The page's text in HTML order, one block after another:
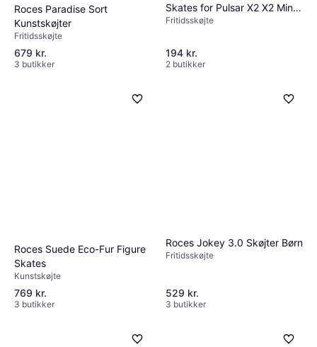
Roces Paradise Sort
Kunstskøjter
Fritidsskøjte
679 kr.
3 butikker
Skates for Pulsar X2 X2 Mini
X2V2 X2H
Fritidsskøjte
194 kr.
2 butikker
Roces Suede Eco-Fur Figure
Skates
Kunstskøjte
769 kr.
3 butikker
Roces Jokey 3.0 Skøjter Børn
Fritidsskøjte
529 kr.
3 butikker